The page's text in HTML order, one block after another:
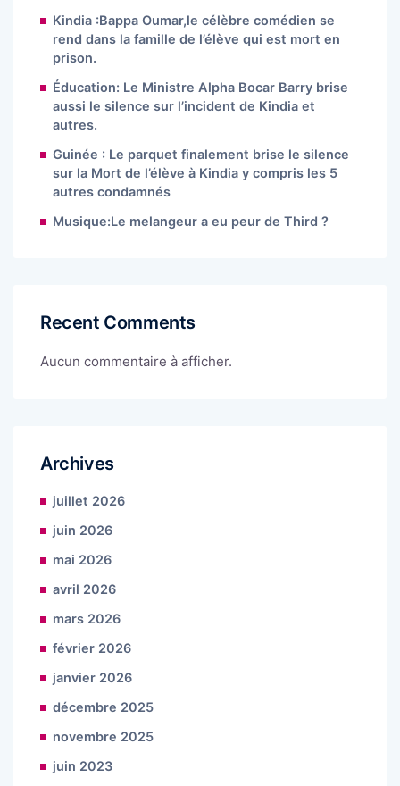
Kindia :Bappa Oumar,le célèbre comédien se
rend dans la famille de l’élève qui est mort en
prison.
Éducation: Le Ministre Alpha Bocar Barry brise
aussi le silence sur l’incident de Kindia et
autres.
Guinée : Le parquet finalement brise le silence
sur la Mort de l’élève à Kindia y compris les 5
autres condamnés
Musique:Le melangeur a eu peur de Third ?
Recent Comments
Aucun commentaire à afficher.
Archives
juillet 2026
juin 2026
mai 2026
avril 2026
mars 2026
février 2026
janvier 2026
décembre 2025
novembre 2025
juin 2023